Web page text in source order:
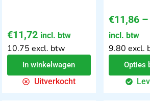
€11,72 incl. btw
10.75 excl. btw
In winkelwagen
Uitverkocht
€11,86 –
incl. btw
9.80 excl.
Opties